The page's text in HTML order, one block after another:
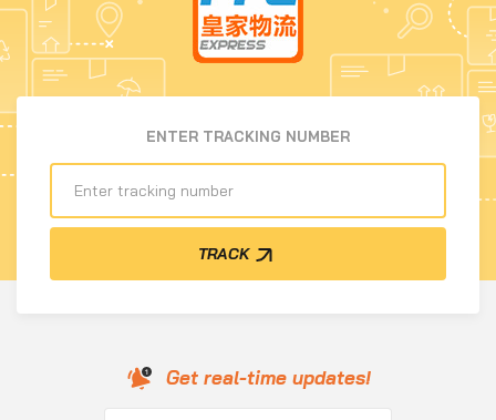
ENTER TRACKING NUMBER
TRACK
Get real-time updates!